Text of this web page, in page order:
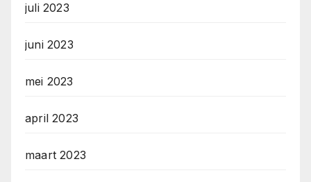
juli 2023
juni 2023
mei 2023
april 2023
maart 2023